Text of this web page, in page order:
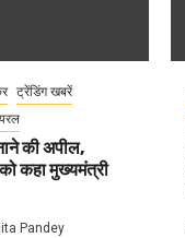
ट्रेंडिंग खबरें
की अपील,
को कहा मुख्यमंत्री
Pandey